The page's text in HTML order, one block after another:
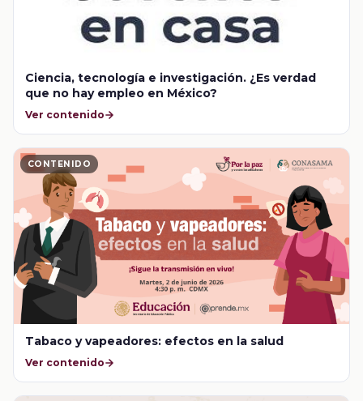
Ciencia, tecnología e investigación. ¿Es verdad
que no hay empleo en México?
Ver contenido
CONTENIDO
Tabaco y vapeadores: efectos en la salud
Ver contenido